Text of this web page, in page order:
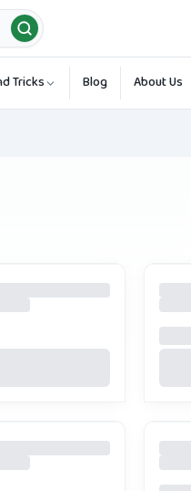
Tricks Blog About Us